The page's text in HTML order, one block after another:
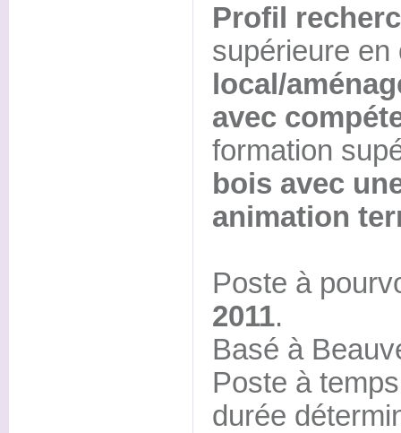
Profil
supérieure en
local/
avec
formation
bois avec
animation
Poste à
2011.
Basé à
Poste à
durée